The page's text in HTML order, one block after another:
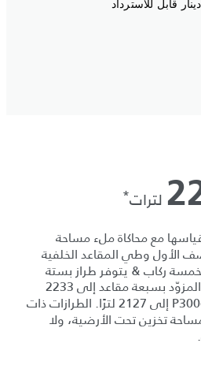
لترات*
مع محاكاة ملء مساحة
الأول وطي المقاعد الخلفية
ركاب & يتوفر طراز بستة
مقاعد. تصل سعة الطراز المزوّد بسبعة مقاعد إلى 2233
لترًا. تصل سعة طرازات P300e إلى 2127 لترًا. الطرازات ذات
تخزين تحت الأرضية، ولا